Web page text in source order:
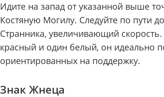
Идите на запад от указанной выше
Костяную Могилу. Следуйте по пути
Странника, увеличивающий
красный и один белый, он идеально
ориентированных на поддержку.
Знак Жнеца